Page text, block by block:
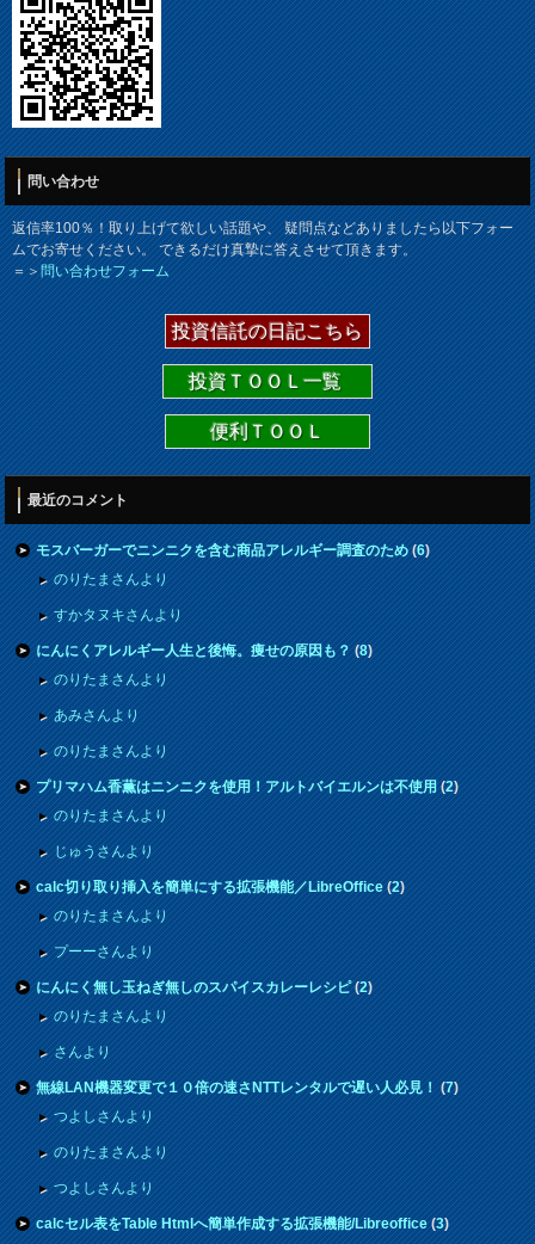
問い合わせ
返信率100％！取り上げて欲しい話題や、 疑問点などありましたら以下フォー
ムでお寄せください。 できるだけ真摯に答えさせて頂きます。
＝＞問い合わせフォーム
投資信託の日記こちら
投資ＴＯＯＬ一覧
便利ＴＯＯＬ
最近のコメント
モスバーガーでニンニクを含む商品アレルギー調査のため(6)
のりたまさんより
すかタヌキさんより
にんにくアレルギー人生と後悔。痩せの原因も？(8)
のりたまさんより
あみさんより
のりたまさんより
プリマハム香薫はニンニクを使用！アルトバイエルンは不使用(2)
のりたまさんより
じゅうさんより
calc切り取り挿入を簡単にする拡張機能／LibreOffice(2)
のりたまさんより
プーーさんより
にんにく無し玉ねぎ無しのスパイスカレーレシピ(2)
のりたまさんより
さんより
無線LAN機器変更で１０倍の速さNTTレンタルで遅い人必見！(7)
つよしさんより
のりたまさんより
つよしさんより
calcセル表をTable Htmlへ簡単作成する拡張機能/Libreoffice(3)